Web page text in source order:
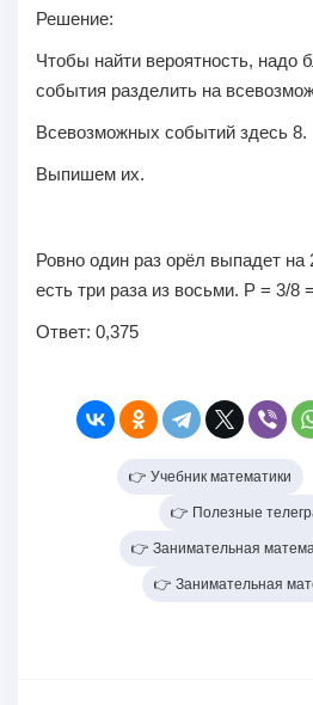
Решение:
Чтобы найти вероятность, надо
события разделить на
Всевозможных событий здесь 8.
Выпишем их.
Ровно один раз орёл выпадет на
есть три раза из восьми. P = 3/8 =
Ответ: 0,375
👉 Учебник математики
👉 Полезные
👉 Занимательная
👉 Занимательная